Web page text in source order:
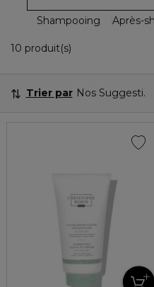
Shampooing Après-
10 produit(s)
Trier par Nos Suggestions